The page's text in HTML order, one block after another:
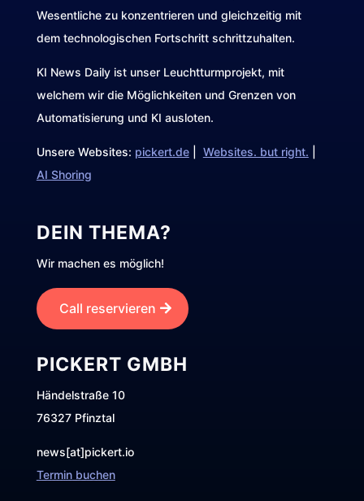
Wesentliche zu konzentrieren und gleichzeitig mit
dem technologischen Fortschritt schrittzuhalten.
KI News Daily ist unser Leuchtturmprojekt, mit
welchem wir die Möglichkeiten und Grenzen von
Automatisierung und KI ausloten.
Unsere Websites: pickert.de| Websites. but right.
AI Shoring
DEIN THEMA?
Wir machen es möglich!
Call reservieren
PICKERT GMBH
Händelstraße 10
76327 Pfinztal
news[at]pickert.io
Termin buchen